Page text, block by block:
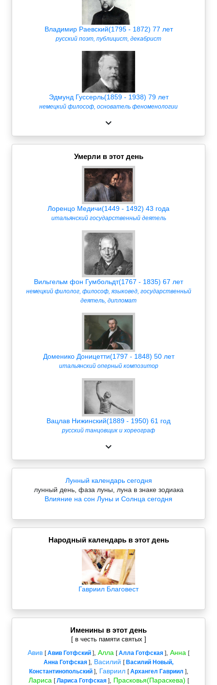
Владимир Раевский(1795 - 1872) 77 лет
русский поэт, публицист, декабрист
Эдмунд Гуссерль(1859 - 1938) 79 лет
немецкий философ, основатель феноменологии
Умерли в этот день
Лоренцо Медичи(1449 - 1492) 43 года
итальянский государственный деятель
Вильгельм фон Гумбольдт(1767 - 1835) 67 лет
немецкий филолог, философ, языковед, государственный
деятель, дипломат
Доменико Доницетти(1797 - 1848) 50 лет
итальянский оперный композитор
Вацлав Нижинский(1889 - 1950) 61 год
русский танцовщик и хореограф
Лунный календарь сегодня
лунный день, фаза луны, луна в знаке зодиака
Влияние на сон Луны и Солнца сегодня
Народный календарь в этот день
Гавриил Благовест
Именины в этот день
[ в честь памяти святых ]
Авив [Авив Готфский ], Алла [Алла Готфская ], Анна [
Анна Готфская ], Василий [ Василий Новый,
Константинопольский], Гавриил [Архангел Гавриил ],
Лариса [Лариса Готфская], Прасковья(Параскева) [